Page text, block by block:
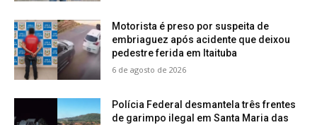
Motorista é preso por suspeita de
embriaguez após acidente que deixou
pedestre ferida em Itaituba
6 de agosto de 2026
Polícia Federal desmantela três frentes
de garimpo ilegal em Santa Maria das